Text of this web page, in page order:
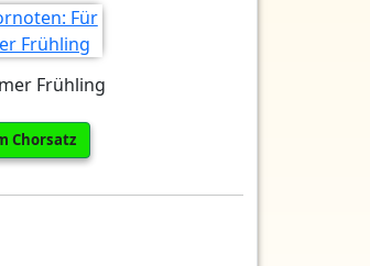
Frühling
Chorsatz